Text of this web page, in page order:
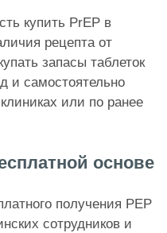
купить PrEP в
рецепта от
запасы таблеток
и самостоятельно
или по ранее
основе
получения PEP
сотрудников и